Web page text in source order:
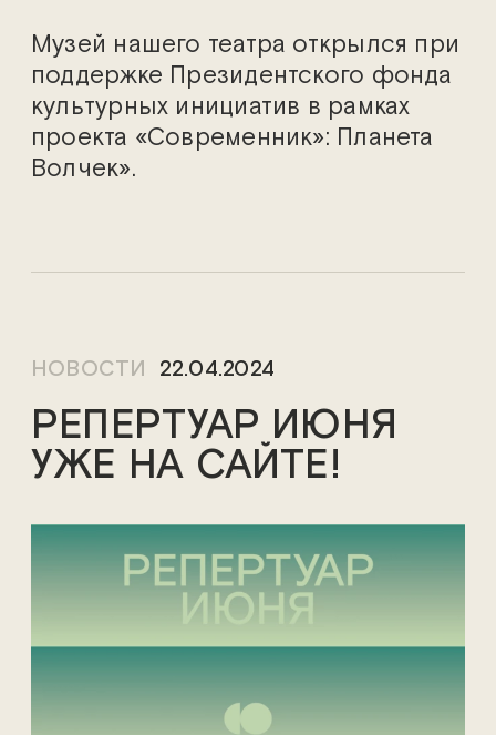
Музей нашего театра открылся при
поддержке Президентского фонда
культурных инициатив в рамках
проекта «Современник»: Планета
Волчек».
НОВОСТИ 22.04.2024
РЕПЕРТУАР ИЮНЯ
УЖЕ НА САЙТЕ!